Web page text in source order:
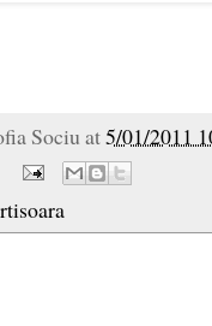
Sociu at5/01/2011